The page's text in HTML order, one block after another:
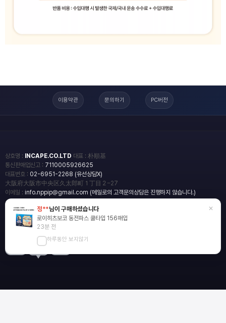
이용약관 문의하기 PC버전
상호명 : INCAPE.CO.LTD 대표 : 朴順基
통신판매업신고 : 7110005926625
대표번호 : 02-6951-2268 (유선상담X)
大阪府大阪市中央区久太郎町１丁目２−27
이메일 : info.nppip@gmail.com (메일로의 고객문의상담은 진행하지 않습니다.)
copyright
일본직구쇼핑몰 엔핍
2018 All rights reserved.
blog
정**님이 구매하셨습니다
로이히츠보코 동전파스 쿨타입 156매입
23분 전
하루동안 보지않기
×